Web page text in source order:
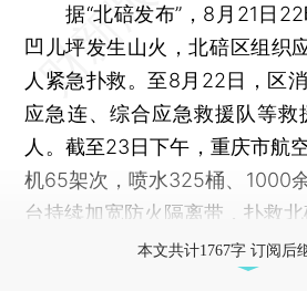
据“北碚发布”，8月21日22
凹儿坪发生山火，北碚区组织
人紧急扑救。至8月22日，区
应急连、综合应急救援队等救
人。截至23日下午，重庆市航
机65架次，喷水325桶、1000
台持续加宽防火隔离带，扑救北
本文共计1767字 订阅后